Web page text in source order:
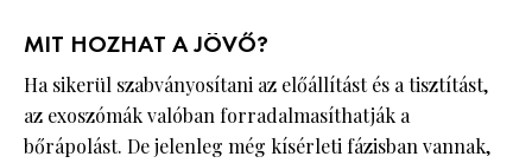
MIT HOZHAT A JÖVŐ?
Ha sikerül szabványosítani az előállítást és a tisztítást,
az exoszómák valóban forradalmasíthatják a
bőrápolást. De jelenleg még kísérleti fázisban vannak,